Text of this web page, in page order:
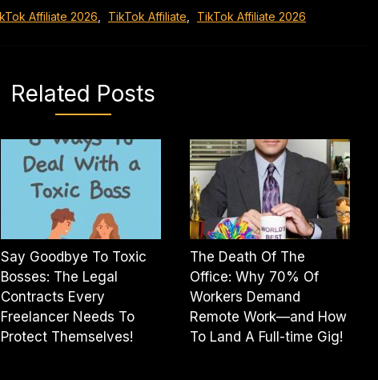
Affiliate 2026 TikTok Affiliate TikTok Affiliate 2026
Related Posts
Say Goodbye To Toxic
Bosses: The Legal
Contracts Every
Freelancer Needs To
Protect Themselves!
The Death Of The
Office: Why 70% Of
Workers Demand
Remote Work—and How
To Land A Full-time Gig!